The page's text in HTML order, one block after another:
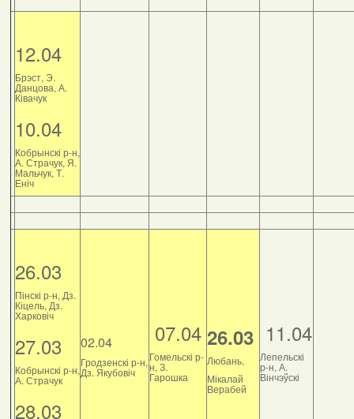
12.04
Брэст, Э.
Данцова, А.
Ківачук
10.04
Кобрынскі р-н,
А. Страчук, Я.
Мальчук, Т.
Еніч
26.03
Пінскі р-н, Дз.
Кіцель, Дз.
Харковіч
27.03
Кобрынскі р-н,
А. Страчук
28.03
02.04
Гродзенскі р-н,
Дз. Якубовіч
07.04
Гомельскі р-
н, З.
Гарошка
26.03
Любань,
Мікалай
Верабей
11.04
Лепельскі
р-н, А.
Вінчэўскі